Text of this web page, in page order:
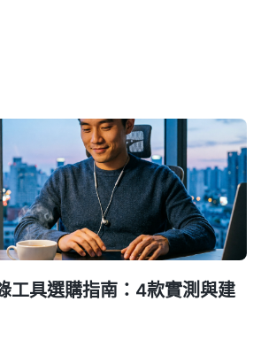
工具選購指南：4款實測與建